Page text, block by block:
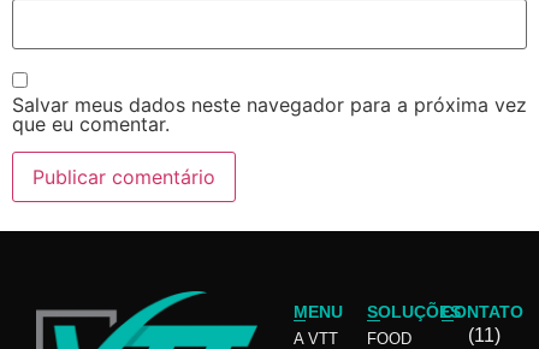
Salvar meus dados neste navegador para a próxima vez
que eu comentar.
MENU
A VTT
SOLUÇÕES
FOOD
CONTATO
(11)